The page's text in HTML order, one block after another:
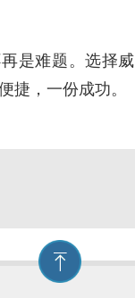
是难题。选择
捷，一份成功。